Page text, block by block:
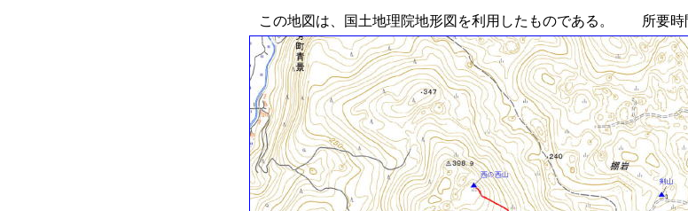
この地図は、国土地理院地形図を利用したものである。 所要時